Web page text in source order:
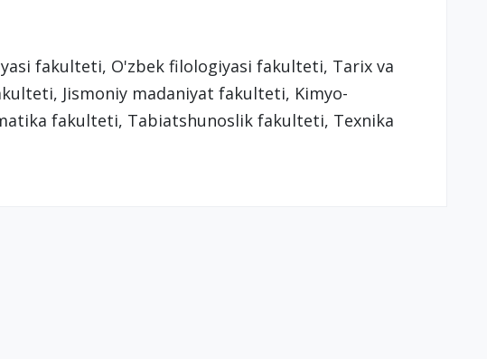
fakulteti, O'zbek filologiyasi fakulteti, Tarix va
Jismoniy madaniyat fakulteti, Kimyo-
fakulteti, Tabiatshunoslik fakulteti, Texnika